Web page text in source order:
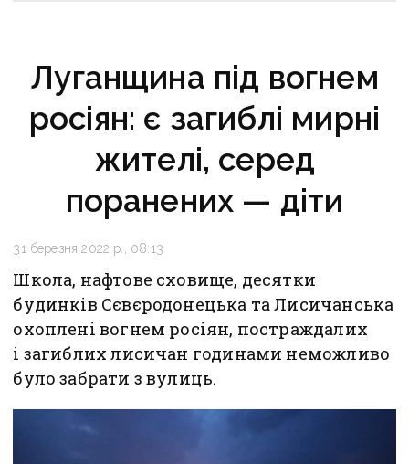
Луганщина під вогнем
росіян: є загиблі мирні
жителі, серед
поранених — діти
31 березня 2022 р., 08:13
Школа, нафтове сховище, десятки
будинків Сєвєродонецька та Лисичанська
охоплені вогнем росіян, постраждалих
і загиблих лисичан годинами неможливо
було забрати з вулиць.